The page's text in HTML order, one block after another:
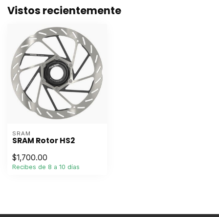
Vistos recientemente
SRAM
SRAM Rotor HS2
$1,700.00
Recibes de 8 a 10 días